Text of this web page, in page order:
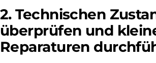
2. Technischen
überprüfen und
Reparaturen